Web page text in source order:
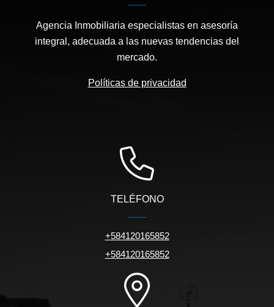
Agencia Inmobiliaria especialistas en asesoría
integral, adecuada a las nuevas tendencias del
mercado.
Políticas de privacidad
TELÉFONO
+584120165852
+584120165852